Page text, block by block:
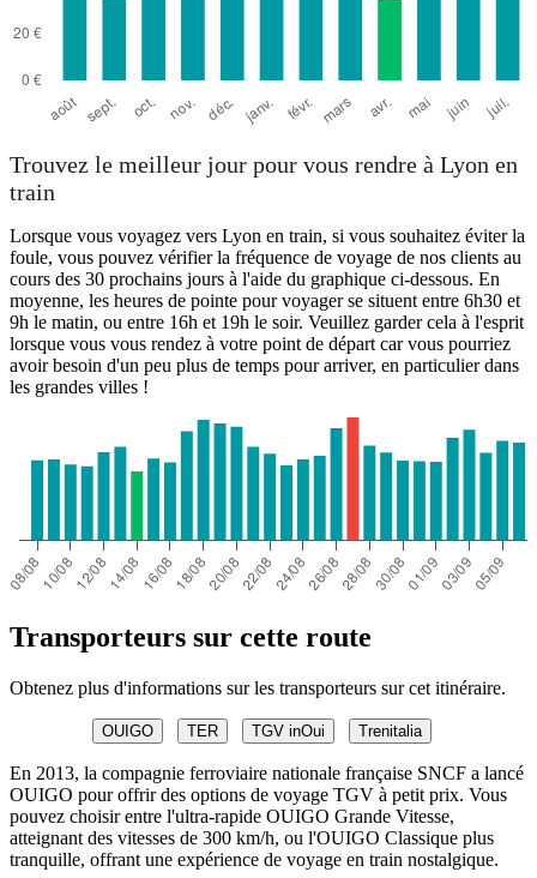
Trouvez le meilleur jour pour vous rendre à Lyon en
train
Lorsque vous voyagez vers Lyon en train, si vous souhaitez éviter la
foule, vous pouvez vérifier la fréquence de voyage de nos clients au
cours des 30 prochains jours à l'aide du graphique ci-dessous. En
moyenne, les heures de pointe pour voyager se situent entre 6h30 et
9h le matin, ou entre 16h et 19h le soir. Veuillez garder cela à l'esprit
lorsque vous vous rendez à votre point de départ car vous pourriez
avoir besoin d'un peu plus de temps pour arriver, en particulier dans
les grandes villes !
Transporteurs sur cette route
Obtenez plus d'informations sur les transporteurs sur cet itinéraire.
OUIGO TER TGV inOui Trenitalia
En 2013, la compagnie ferroviaire nationale française SNCF a lancé
OUIGO pour offrir des options de voyage TGV à petit prix. Vous
pouvez choisir entre l'ultra-rapide OUIGO Grande Vitesse,
atteignant des vitesses de 300 km/h, ou l'OUIGO Classique plus
tranquille, offrant une expérience de voyage en train nostalgique.